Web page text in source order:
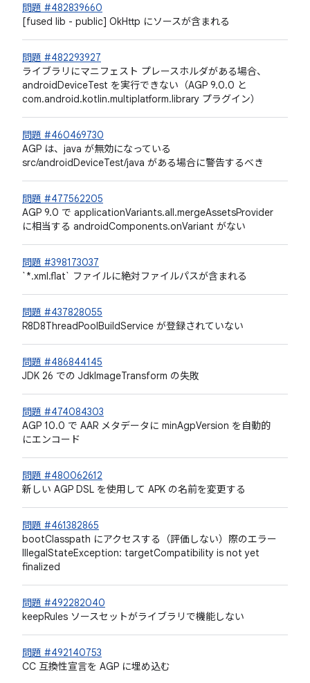
問題 #482839660
[fused lib - public] OkHttp にソースが含まれる
問題 #482293927
ライブラリにマニフェスト プレースホルダがある場合、
androidDeviceTest を実行できない（AGP 9.0.0 と
com.android.kotlin.multiplatform.library プラグイン）
問題 #460469730
AGP は、java が無効になっている
src/androidDeviceTest/java がある場合に警告するべき
問題 #477562205
AGP 9.0 で applicationVariants.all.mergeAssetsProvider
に相当する androidComponents.onVariant がない
問題 #398173037
`*.xml.flat` ファイルに絶対ファイルパスが含まれる
問題 #437828055
R8D8ThreadPoolBuildService が登録されていない
問題 #486844145
JDK 26 での JdkImageTransform の失敗
問題 #474084303
AGP 10.0 で AAR メタデータに minAgpVersion を自動的
にエンコード
問題 #480062612
新しい AGP DSL を使用して APK の名前を変更する
問題 #461382865
bootClasspath にアクセスする（評価しない）際のエラー
IllegalStateException: targetCompatibility is not yet
finalized
問題 #492282040
keepRules ソースセットがライブラリで機能しない
問題 #492140753
CC 互換性宣言を AGP に埋め込む